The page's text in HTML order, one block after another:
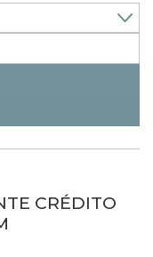
CRÉDITO